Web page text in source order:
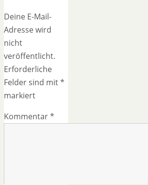
Deine E-Mail-
Adresse wird
nicht
veröffentlicht.
Erforderliche
Felder sind mit*
markiert
Kommentar*